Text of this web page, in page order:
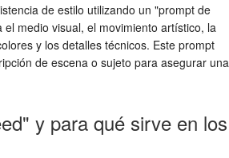
de estilo utilizando un "prompt de
medio visual, el movimiento artístico, la
y los detalles técnicos. Este prompt
de escena o sujeto para asegurar una
y para qué sirve en los